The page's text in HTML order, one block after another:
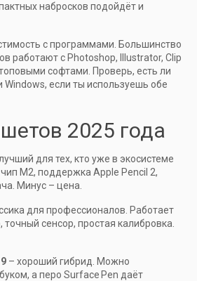
набросков подойдёт и
с программами. Большинство
работают с Photoshop, Illustrator, Clip
софтами. Проверь, есть ли
если ты используешь обе
2025 года
для тех, кто уже в экосистеме
M2, поддержка Apple Pencil 2,
Минус – цена.
для профессионалов. Работает
сенсор, простая калибровка.
– хороший гибрид. Можно
а перо Surface Pen даёт